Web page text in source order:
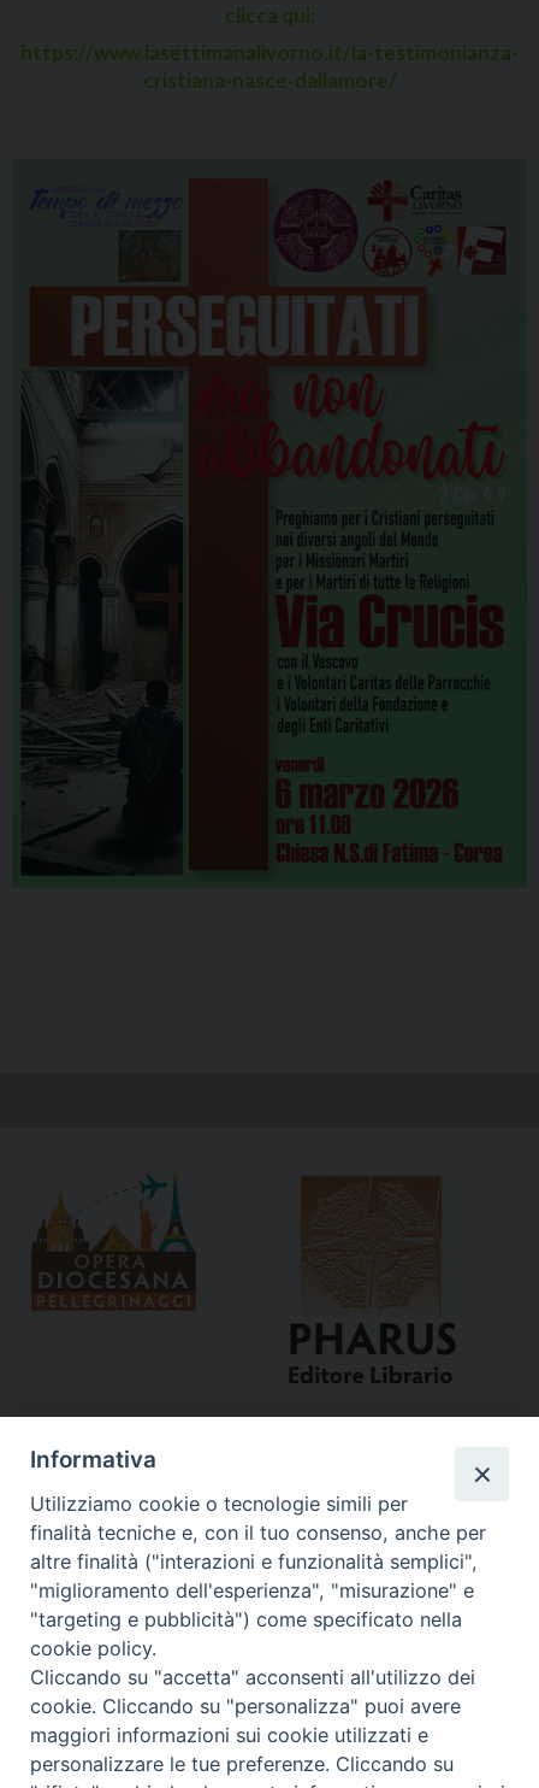
clicca qui:
https://www.lasettimanalivorno.it/la-testimonianza-
cristiana-nasce-dallamore/
Curia
Via del Seminario, 61 - 57122 Livorno LI
Tel. 0586 276211
Fax 0586 276243
segreve@livorno.chiesacattolica.it
Informativa
Utilizziamo cookie o tecnologie simili per
finalità tecniche e, con il tuo consenso, anche per
altre finalità ("interazioni e funzionalità semplici",
"miglioramento dell'esperienza", "misurazione" e
"targeting e pubblicità") come specificato nella
cookie policy.
Cliccando su "accetta" acconsenti all'utilizzo dei
cookie. Cliccando su "personalizza" puoi avere
maggiori informazioni sui cookie utilizzati e
personalizzare le tue preferenze. Cliccando su